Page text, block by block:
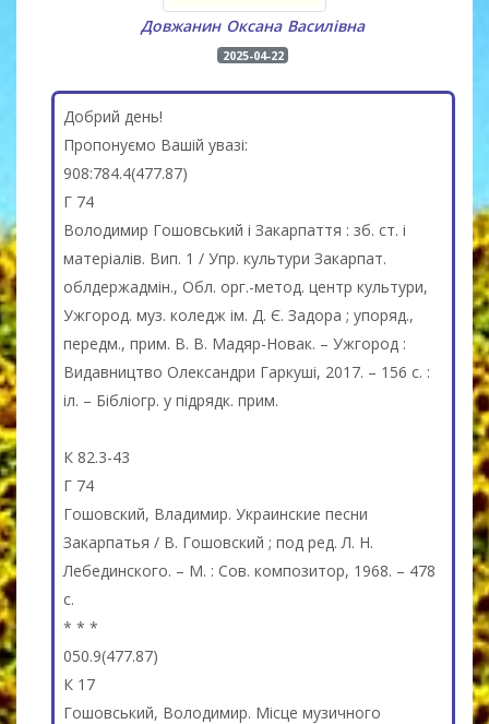
Довжанин Оксана Василівна
2025-04-22
Добрий день!
Пропонуємо Вашій увазі:
908:784.4(477.87)
Г 74
Володимир Гошовський і Закарпаття : зб. ст. і
матеріалів. Вип. 1 / Упр. культури Закарпат.
облдержадмін., Обл. орг.-метод. центр культури,
Ужгород. муз. коледж ім. Д. Є. Задора ; упоряд.,
передм., прим. В. В. Мадяр-Новак. – Ужгород :
Видавництво Олександри Гаркуші, 2017. – 156 с. :
іл. – Бібліогр. у підрядк. прим.
К 82.3-43
Г 74
Гошовский, Владимир. Украинские песни
Закарпатья / В. Гошовский ; под ред. Л. Н.
Лебединского. – М. : Сов. композитор, 1968. – 478
с.
* * *
050.9(477.87)
К 17
Гошовський, Володимир. Місце музичного